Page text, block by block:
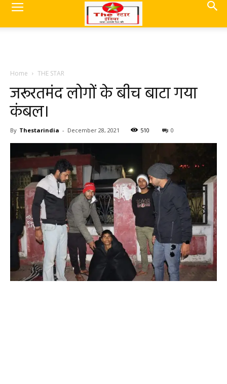
Home THE STAR
जरूरतमंद लोगों के बीच बाटा गया
कंबल।
By Thestarindia - December 28, 2021 510 0